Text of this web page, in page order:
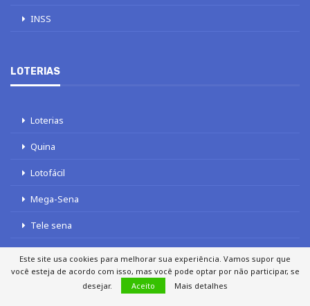
INSS
LOTERIAS
Loterias
Quina
Lotofácil
Mega-Sena
Tele sena
AUTORES FALE COM O JORNAL DCI
Este site usa cookies para melhorar sua experiência. Vamos supor que
você esteja de acordo com isso, mas você pode optar por não participar, se
desejar.
Aceito Mais detalhes